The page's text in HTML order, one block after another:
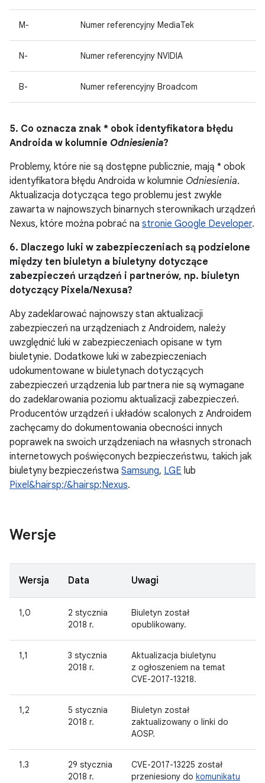
M- Numer referencyjny MediaTek
N- Numer referencyjny NVIDIA
B- Numer referencyjny Broadcom
5. Co oznacza znak * obok identyfikatora błędu
Androida w kolumnie Odniesienia?
Problemy, które nie są dostępne publicznie, mają * obok
identyfikatora błędu Androida w kolumnie Odniesienia.
Aktualizacja dotycząca tego problemu jest zwykle
zawarta w najnowszych binarnych sterownikach urządzeń
Nexus, które można pobrać na stronie Google Developer.
6. Dlaczego luki w zabezpieczeniach są podzielone
między ten biuletyn a biuletyny dotyczące
zabezpieczeń urządzeń i partnerów, np. biuletyn
dotyczący Pixela/Nexusa?
Aby zadeklarować najnowszy stan aktualizacji
zabezpieczeń na urządzeniach z Androidem, należy
uwzględnić luki w zabezpieczeniach opisane w tym
biuletynie. Dodatkowe luki w zabezpieczeniach
udokumentowane w biuletynach dotyczących
zabezpieczeń urządzenia lub partnera nie są wymagane
do zadeklarowania poziomu aktualizacji zabezpieczeń.
Producentów urządzeń i układów scalonych z Androidem
zachęcamy do dokumentowania obecności innych
poprawek na swoich urządzeniach na własnych stronach
internetowych poświęconych bezpieczeństwu, takich jak
biuletyny bezpieczeństwa Samsung, LGE lub
Pixel&hairsp;/&hairsp;Nexus.
Wersje
Wersja Data Uwagi
1,0
2 stycznia
2018 r.
Biuletyn został
opublikowany.
1,1
3 stycznia
2018 r.
Aktualizacja biuletynu
z ogłoszeniem na temat
CVE-2017-13218.
1,2
5 stycznia
2018 r.
Biuletyn został
zaktualizowany o linki do
AOSP.
1.3
29 stycznia
2018 r.
CVE-2017-13225 został
przeniesiony do komunikatu